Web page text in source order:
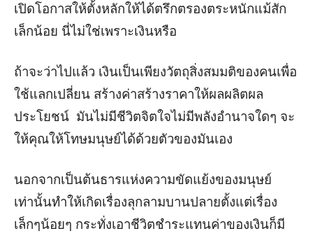
เปิดโอกาสให้ตั้งหลักให้ได้ตรึกตรองตระหนักแม้สัก
เล็กน้อย นี่ไม่ใช่เพราะเงินหรือ
ถ้าจะว่าไปแล้ว เงินเป็นเพียงวัตถุสิ่งสมมติของคนเพื่อ
ใช้แลกเปลี่ยน สร้างค่าสร้างราคาให้ผลผลิตผล
ประโยชน์ มันไม่มีชีวิตจิตใจไม่มีพลังอำนาจใดๆ จะ
ให้คุณให้โทษมนุษย์ได้ด้วยตัวของมันเอง
นอกจากเป็นต้นธารแห่งความขัดแย้งของมนุษย์
เท่านั้นทำให้เกิดเรื่องลุกลามบานปลายตั้งแต่เรื่อง
เล็กๆน้อยๆ กระทั่งเอาชีวิตชำระแทนค่าของเงินก็มี